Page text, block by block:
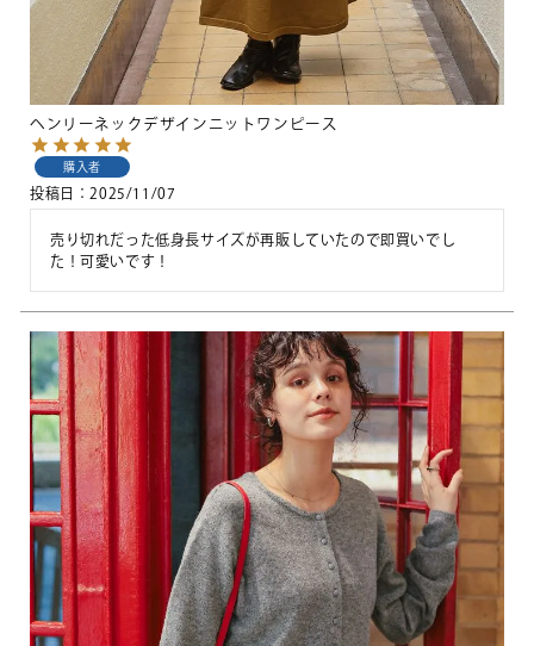
ヘンリーネックデザインニットワンピース
購入者
投稿日 2025/11/07
売り切れだった低身長サイズが再販していたので即買いでし
た！可愛いです！